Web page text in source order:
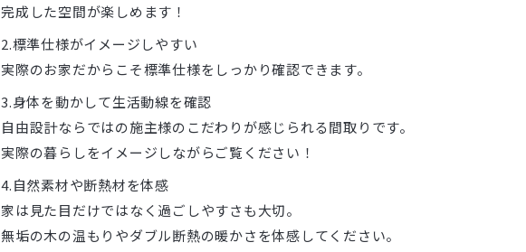
完成した空間が楽しめます！
2.標準仕様がイメージしやすい
実際のお家だからこそ標準仕様をしっかり確認できます。
3.身体を動かして生活動線を確認
自由設計ならではの施主様のこだわりが感じられる間取りです。
実際の暮らしをイメージしながらご覧ください！
4.自然素材や断熱材を体感
家は見た目だけではなく過ごしやすさも大切。
無垢の木の温もりやダブル断熱の暖かさを体感してください。